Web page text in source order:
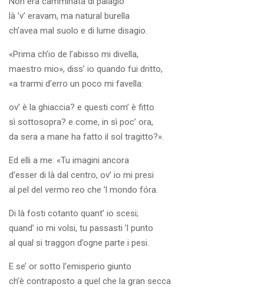
là ’v’ eravam, ma natural burella
ch’avea mal suolo e di lume disagio.
«Prima ch’io de l’abisso mi divella,
maestro mio», diss’ io quando fui dritto,
«a trarmi d’erro un poco mi favella:
ov’ è la ghiaccia? e questi com’ è fitto
sì sottosopra? e come, in sì poc’ ora,
da sera a mane ha fatto il sol tragitto?».
Ed elli a me: «Tu imagini ancora
d’esser di là dal centro, ov’ io mi presi
al pel del vermo reo che ’l mondo fóra.
Di là fosti cotanto quant’ io scesi;
quand’ io mi volsi, tu passasti ’l punto
al qual si traggon d’ogne parte i pesi.
E se’ or sotto l’emisperio giunto
ch’è contraposto a quel che la gran secca